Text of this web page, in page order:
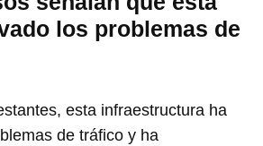
los problemas de
esta infraestructura ha
de tráfico y ha